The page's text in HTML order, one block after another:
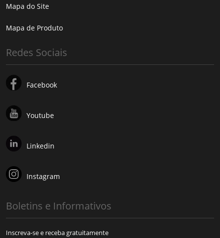
Mapa do Site
Mapa de Produto
Redes Sociais
Facebook
Youtube
Linkedin
Instagram
Boletins e Informativos
Inscreva-se e receba gratuitamente